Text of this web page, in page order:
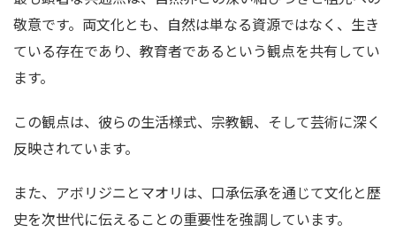
敬意です。両文化とも、自然は単なる資源ではなく、生き
ている存在であり、教育者であるという観点を共有してい
ます。
この観点は、彼らの生活様式、宗教観、そして芸術に深く
反映されています。
また、アボリジニとマオリは、口承伝承を通じて文化と歴
史を次世代に伝えることの重要性を強調しています。